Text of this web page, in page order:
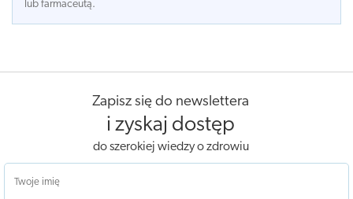
lub farmaceutą.
Zapisz się do newslettera
i zyskaj dostęp
do szerokiej wiedzy o zdrowiu